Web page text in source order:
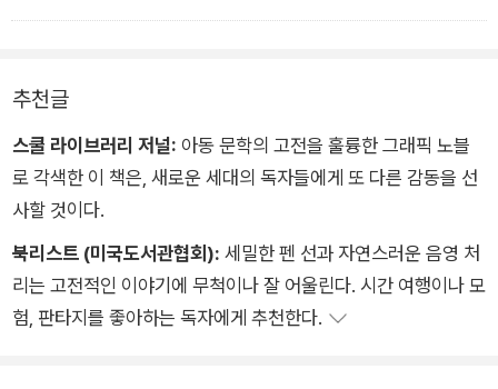
험과 보편적인 경험을 모두 포함한) 글로
쳤다.
추천글
스쿨 라이브러리 저널: 아동 문학의 고전을 훌륭한 그래픽 노블
로 각색한 이 책은, 새로운 세대의 독자들에게 또 다른 감동을 선
사할 것이다.
북리스트 (미국도서관협회): 세밀한 펜 선과 자연스러운 음영 처
리는 고전적인 이야기에 무척이나 잘 어울린다. 시간 여행이나 모
험, 판타지를 좋아하는 독자에게 추천한다.